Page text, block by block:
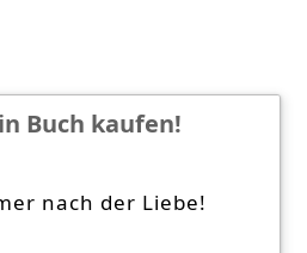
Buch kaufen!
nach der Liebe!